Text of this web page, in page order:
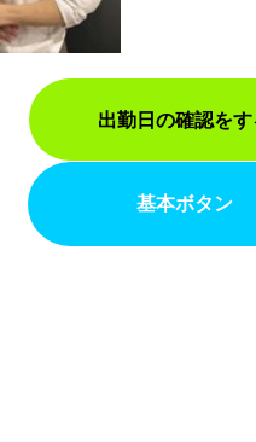
出勤日の確認をす
基本ボタン